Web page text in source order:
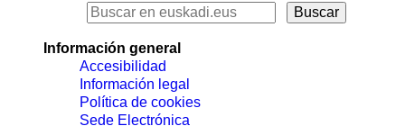
Información general
Accesibilidad
Información legal
Política de cookies
Sede Electrónica